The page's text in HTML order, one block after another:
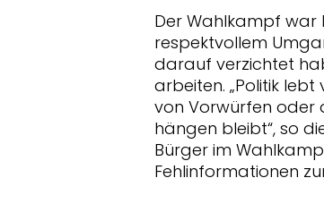
Der Wahlkampf war
respektvollem
darauf verzichtet
arbeiten. „Politik
von Vorwürfen oder
hängen bleibt“, so
Bürger im
Fehlinformationen